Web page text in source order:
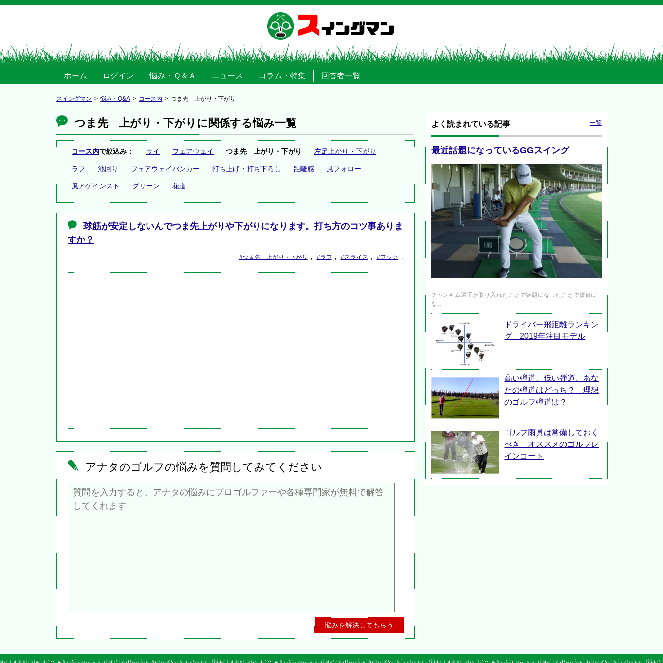
スイングマン
ホーム ログイン 悩み・Ｑ＆Ａ ニュース コラム・特集 回答者一覧
スイングマン 悩み・Q&A コース内 つま先 上がり・下がり
つま先 上がり・下がりに関係する悩み一覧
コース内で絞込み： ライ フェアウェイ つま先 上がり・下がり 左足上がり・下がり
ラフ 池回り フェアウェイバンカー 打ち上げ・打ち下ろし 距離感 風フォロー
風アゲインスト グリーン 花道
球筋が安定しないんでつま先上がりや下がりになります。打ち方のコツ事ありま
すか？
#つま先 上がり・下がり , #ラフ , #スライス , #フック ,
アナタのゴルフの悩みを質問してみてください
よく読まれている記事 一覧
最近話題になっているGGスイング
チャンキム選手が取り入れたことで話題になったことで優目に
な…
ドライバー飛距離ランキン
グ 2019年注目モデル
高い弾道、低い弾道、あな
たの弾道はどっち？ 理想
のゴルフ弾道は？
ゴルフ雨具は常備しておく
べき オススメのゴルフレ
インコート